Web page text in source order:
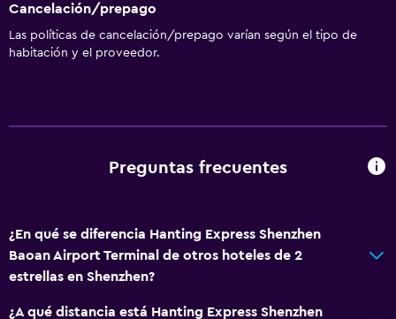
Cancelación/prepago
Las políticas de cancelación/prepago varían según el tipo de
habitación y el proveedor.
Preguntas frecuentes
¿En qué se diferencia Hanting Express Shenzhen
Baoan Airport Terminal de otros hoteles de 2
estrellas en Shenzhen?
¿A qué distancia está Hanting Express Shenzhen